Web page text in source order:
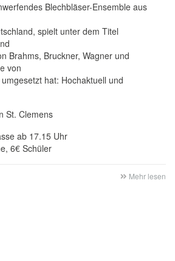
Blechbläser-Ensemble aus
spielt unter dem Titel
Brahms, Bruckner, Wagner und
von
hat: Hochaktuell und
St. Clemens
ab 17.15 Uhr
6€ Schüler
Mehr lesen